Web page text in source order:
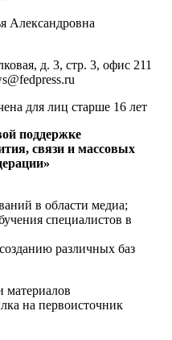
Александровна
д. 3, стр. 3, офис 211
для лиц старше 16 лет
поддержке
связи и массовых
в области медиа;
специалистов в
различных баз
материалов
на первоисточник